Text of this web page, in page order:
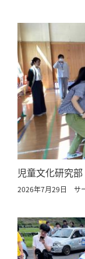
児童文化研
2026年7月29日 サ